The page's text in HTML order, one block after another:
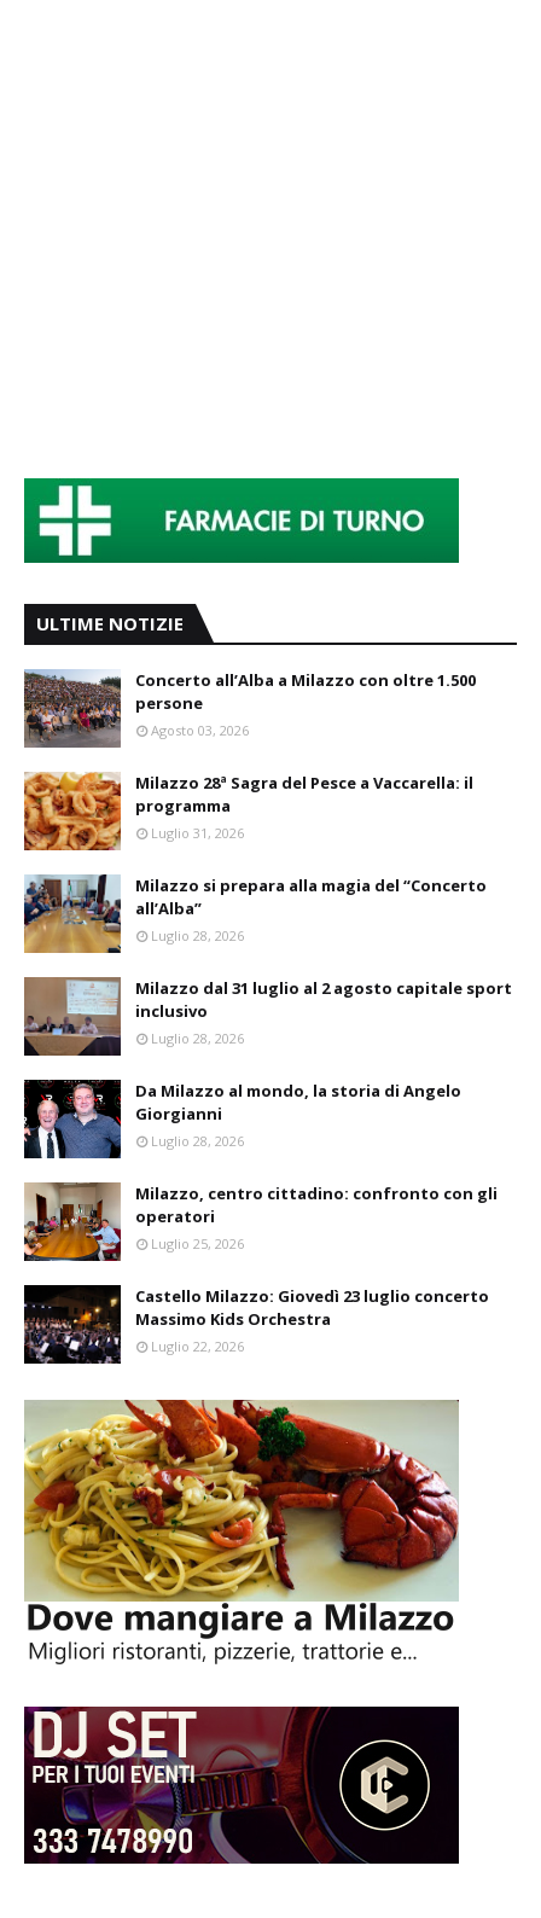
ULTIME NOTIZIE
Concerto all’Alba a Milazzo con oltre 1.500
persone
Agosto 03, 2026
Milazzo 28ª Sagra del Pesce a Vaccarella: il
programma
Luglio 31, 2026
Milazzo si prepara alla magia del “Concerto
all’Alba”
Luglio 28, 2026
Milazzo dal 31 luglio al 2 agosto capitale sport
inclusivo
Luglio 28, 2026
Da Milazzo al mondo, la storia di Angelo
Giorgianni
Luglio 28, 2026
Milazzo, centro cittadino: confronto con gli
operatori
Luglio 25, 2026
Castello Milazzo: Giovedì 23 luglio concerto
Massimo Kids Orchestra
Luglio 22, 2026